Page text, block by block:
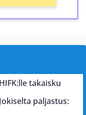
takaisku
paljastus: